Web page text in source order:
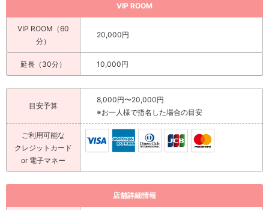
VIP ROOM
VIP ROOM（60
分）
20,000円
延長（30分） 10,000円
目安予算
8,000円〜20,000円
※お一人様で指名した場合の目安
ご利用可能な
クレジットカード
or 電子マネー
店舗詳細情報